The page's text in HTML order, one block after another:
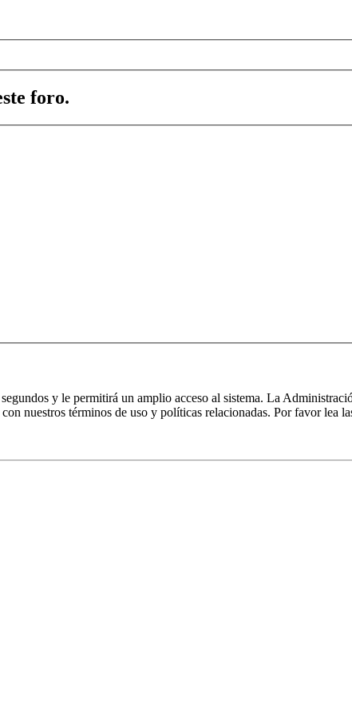
foro.
y le permitirá un amplio acceso al sistema. La
nuestros términos de uso y políticas relacionadas. Por favor lea